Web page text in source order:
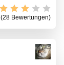
(28 Bewertungen)